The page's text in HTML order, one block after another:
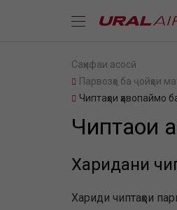
Саҳифаи асосӣ
Парвозҳо ба ҷойҳои
Чиптаҳои ҳавопаймо
Чиптаҳои
Харидани
Хариди чиптаҳои